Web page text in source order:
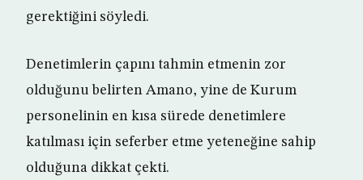
gerektiğini söyledi.
Denetimlerin çapını tahmin etmenin zor
olduğunu belirten Amano, yine de Kurum
personelinin en kısa sürede denetimlere
katılması için seferber etme yeteneğine sahip
olduğuna dikkat çekti.